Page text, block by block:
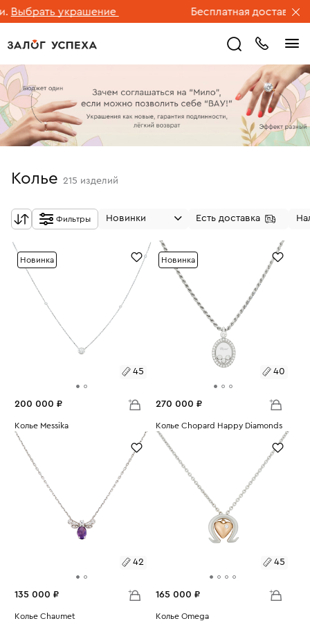
украшение Бесплатная доставка
Колье 215 изделий
Фильтры Новинки Есть доставка
Новинка
45
200 000 ₽
Размеры:
Колье Messika
Вес:
Новинка
40
270 000 ₽
Размеры:
40
Колье Chopard Happy Diamonds
Вес:
42
135 000 ₽
Размеры:
Колье Chaumet
45
165 000 ₽
Размеры:
Колье Omega